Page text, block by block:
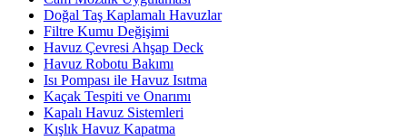
Doğal Taş Kaplamalı Havuzlar
Filtre Kumu Değişimi
Havuz Çevresi Ahşap Deck
Havuz Robotu Bakımı
Isı Pompası ile Havuz Isıtma
Kaçak Tespiti ve Onarımı
Kapalı Havuz Sistemleri
Kışlık Havuz Kapatma